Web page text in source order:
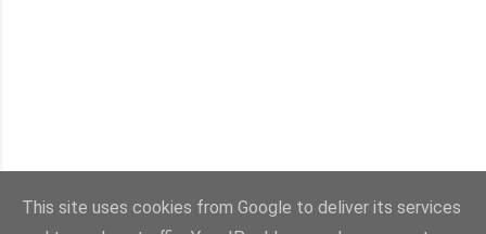
This site uses cookies from Google to deliver its services